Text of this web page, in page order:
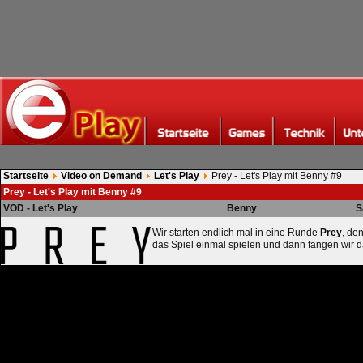
Startseite Video on Demand Let's Play
Prey - Let's Play mit Benny #9
Prey - Let's Play mit Benny #9
VOD - Let's Play
Benny
Wir starten endlich mal in eine Runde Prey,
das Spiel einmal spielen und dann fangen wir